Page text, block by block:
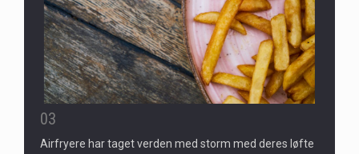
03
Airfryere har taget verden med storm med deres løfte